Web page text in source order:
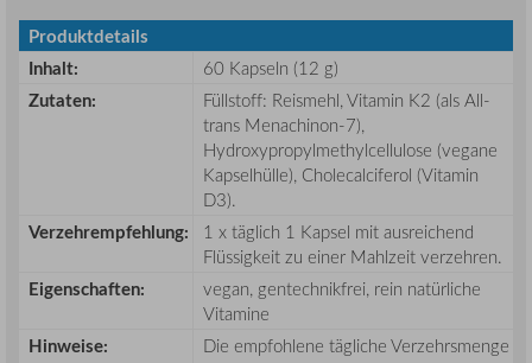
Produktdetails
Inhalt:
60 Kapseln (12 g)
Zutaten:
Füllstoff: Reismehl, Vitamin K2 (als All-
trans Menachinon-7),
Hydroxypropylmethylcellulose (vegane
Kapselhülle), Cholecalciferol (Vitamin
D3).
Verzehrempfehlung:
1 x täglich 1 Kapsel mit ausreichend
Flüssigkeit zu einer Mahlzeit verzehren.
Eigenschaften:
vegan, gentechnikfrei, rein natürliche
Vitamine
Hinweise:
Die empfohlene tägliche Verzehrsmenge